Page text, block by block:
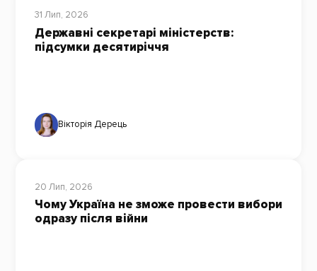
31 Лип, 2026
Державні секретарі міністерств:
підсумки десятиріччя
Вікторія Дерець
20 Лип, 2026
Чому Україна не зможе провести вибори
одразу після війни